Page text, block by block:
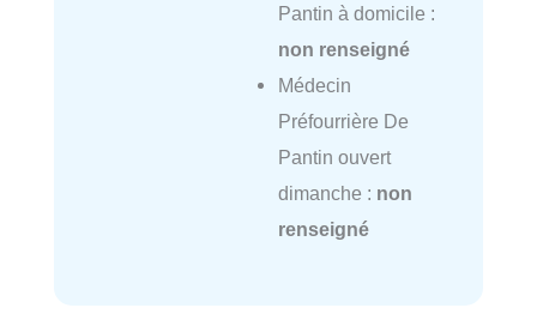
Pantin à domicile :
non renseigné
Médecin
Préfourrière De
Pantin ouvert
dimanche : non
renseigné